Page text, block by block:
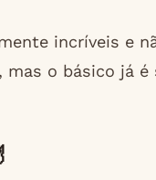
incríveis e
o básico já